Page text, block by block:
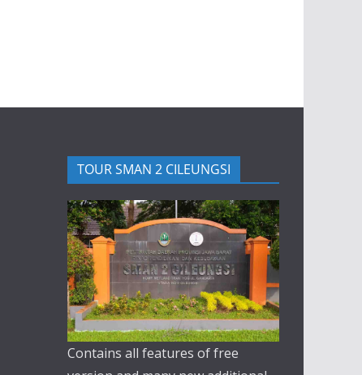
TOUR SMAN 2 CILEUNGSI
Contains all features of free